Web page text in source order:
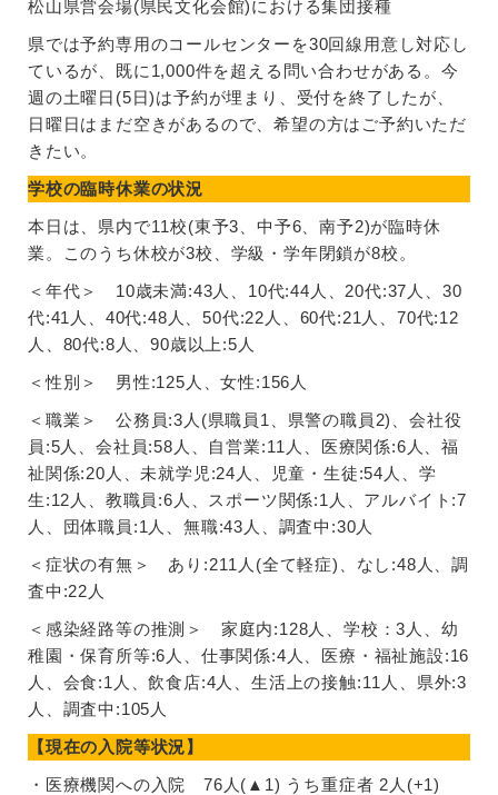
松山県営会場(県民文化会館)における集団接種
県では予約専用のコールセンターを30回線用意し対応し
ているが、既に1,000件を超える問い合わせがある。今
週の土曜日(5日)は予約が埋まり、受付を終了したが、
日曜日はまだ空きがあるので、希望の方はご予約いただ
きたい。
学校の臨時休業の状況
本日は、県内で11校(東予3、中予6、南予2)が臨時休
業。このうち休校が3校、学級・学年閉鎖が8校。
＜年代＞ 10歳未満:43人、10代:44人、20代:37人、30
代:41人、40代:48人、50代:22人、60代:21人、70代:12
人、80代:8人、90歳以上:5人
＜性別＞ 男性:125人、女性:156人
＜職業＞ 公務員:3人(県職員1、県警の職員2)、会社役
員:5人、会社員:58人、自営業:11人、医療関係:6人、福
祉関係:20人、未就学児:24人、児童・生徒:54人、学
生:12人、教職員:6人、スポーツ関係:1人、アルバイト:7
人、団体職員:1人、無職:43人、調査中:30人
＜症状の有無＞ あり:211人(全て軽症)、なし:48人、調
査中:22人
＜感染経路等の推測＞ 家庭内:128人、学校：3人、幼
稚園・保育所等:6人、仕事関係:4人、医療・福祉施設:16
人、会食:1人、飲食店:4人、生活上の接触:11人、県外:3
人、調査中:105人
【現在の入院等状況】
・医療機関への入院 76人(▲1) うち重症者 2人(+1)